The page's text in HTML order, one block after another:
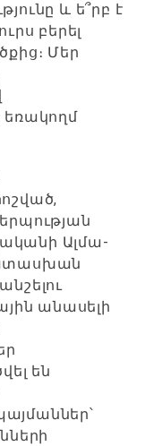
և ե՞րբ է
բերել
Մեր
Ալմա-
անասելի
են